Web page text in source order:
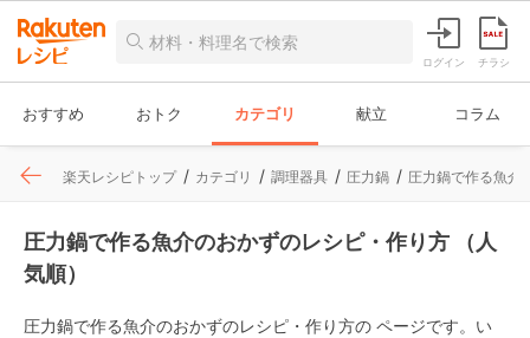
ログイン チラシ
おすすめ おトク カテゴリ 献立 コラム
楽天レシピトップ カテゴリ 調理器具 圧力鍋 圧力鍋で作る魚介
圧力鍋で作る魚介のおかずのレシピ・作り方 （人
気順）
圧力鍋で作る魚介のおかずのレシピ・作り方の ページです。い